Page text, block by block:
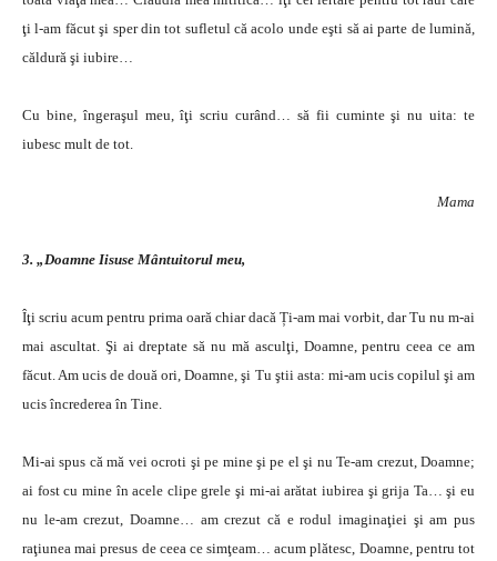
ţi l-am făcut şi sper din tot sufletul că acolo unde eşti să ai parte de lumină,
căldură şi iubire…
Cu bine, îngeraşul meu, îţi scriu curând… să fii cuminte şi nu uita: te
iubesc mult de tot.
Mama
3. „Doamne Iisuse Mântuitorul meu,
Îţi scriu acum pentru prima oară chiar dacă Ți-am mai vorbit, dar Tu nu m-ai
mai ascultat. Şi ai dreptate să nu mă asculţi, Doamne, pentru ceea ce am
făcut. Am ucis de două ori, Doamne, şi Tu ştii asta: mi-am ucis copilul şi am
ucis încrederea în Tine.
Mi-ai spus că mă vei ocroti şi pe mine şi pe el şi nu Te-am crezut, Doamne;
ai fost cu mine în acele clipe grele şi mi-ai arătat iubirea şi grija Ta… şi eu
nu le-am crezut, Doamne… am crezut că e rodul imaginaţiei şi am pus
raţiunea mai presus de ceea ce simţeam… acum plătesc, Doamne, pentru tot